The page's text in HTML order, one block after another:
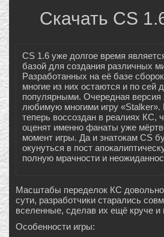
Скачать CS
CS 1.6 уже долгое время
базой для создания различных
Разработанных на её базе
многие из них остаются и по сей
популярными. Очередная версия
любимую многими игру
теперь воссоздан в реалиях КС,
оценят именно фанаты уже
момент игры. Да и знатокам CS
окунуться в пост
полную мрачности и
Масштабы переделок КС
сути, разработчики старались
вселенные, сделав их ещё круче и
Особенности игры: